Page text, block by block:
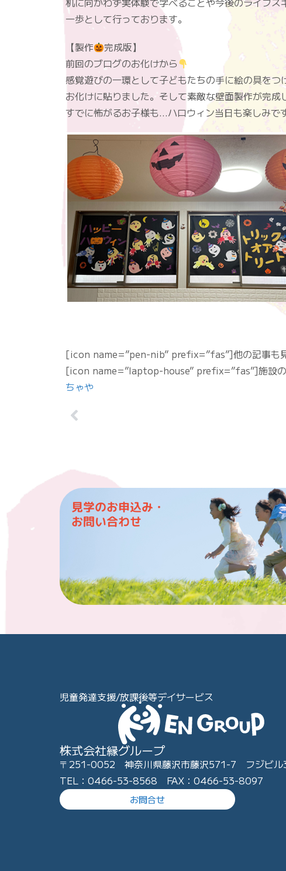
一歩として行っております。
【製作
完成版】
前回のブログのお化けから
感覚遊びの一環として子どもたちの手に絵の具をつ
お化けに貼りました。そして素敵な壁面製作が完成
すでに怖がるお子様も…ハロウィン当日も楽しみで
[icon name=”pen-nib” prefix=”fas”]他の記事も
[icon name=”laptop-house” prefix=”fas”]施設
ちゃや
見学のお申込み・
お問い合わせ
児童発達支援/放課後等デイサービス
株式会社縁グループ
〒251-0052 神奈川県藤沢市藤沢571-7 フジビル
TEL：0466-53-8568 FAX：0466-53-8097
お問合せ